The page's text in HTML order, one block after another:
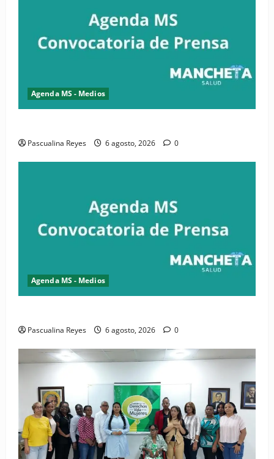
Agenda MS - Medios
Pascualina Reyes 6 agosto, 2026 0
Agenda MS - Medios
Pascualina Reyes 6 agosto, 2026 0